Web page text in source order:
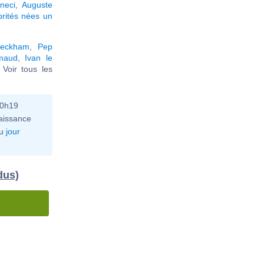
,Auguste
nées un
Pep
Ivan le
tous les
jour